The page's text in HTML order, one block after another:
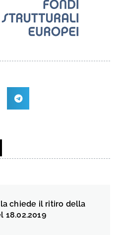
chiede il ritiro della
18.02.2019